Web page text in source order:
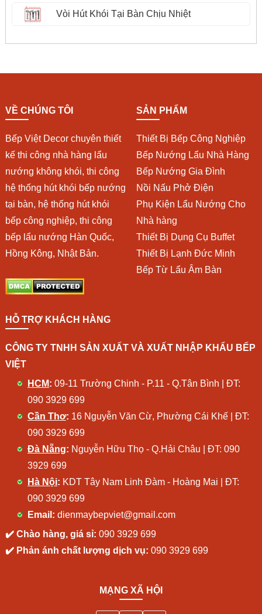
Vòi Hút Khói Tại Bàn Chịu Nhiệt
VỀ CHÚNG TÔI
Bếp Việt Decor chuyên thiết
kế thi công nhà hàng lẩu
nướng không khói, thi công
hệ thống hút khói bếp nướng
tại bàn, hệ thống hút khói
bếp công nghiệp, thi công
bếp lẩu nướng Hàn Quốc,
Hồng Kông, Nhật Bản.
SẢN PHẨM
Thiết Bị Bếp Công Nghiệp
Bếp Nướng Lẩu Nhà Hàng
Bếp Nướng Gia Đình
Nồi Nấu Phở Điện
Phụ Kiện Lẩu Nướng Cho
Nhà hàng
Thiết Bị Dụng Cụ Buffet
Thiết Bị Lạnh Đức Minh
Bếp Từ Lẩu Âm Bàn
HỖ TRỢ KHÁCH HÀNG
CÔNG TY TNHH SẢN XUẤT VÀ XUẤT NHẬP KHẨU BẾP
VIỆT
HCM: 09-11 Trường Chinh - P.11 - Q.Tân Bình | ĐT:
090 3929 699
Cần Thơ: 16 Nguyễn Văn Cừ, Phường Cái Khế | ĐT:
090 3929 699
Đà Nẵng: Nguyễn Hữu Thọ - Q.Hải Châu | ĐT: 090
3929 699
Hà Nội: KDT Tây Nam Linh Đàm - Hoàng Mai | ĐT:
090 3929 699
Email: dienmaybepviet@gmail.com
✔️ Chào hàng, giá sỉ: 090 3929 699
✔️ Phản ánh chất lượng dịch vụ: 090 3929 699
MẠNG XÃ HỘI